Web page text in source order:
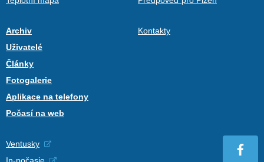
Archiv
Uživatelé
Články
Fotogalerie
Aplikace na telefony
Počasí na web
Kontakty
Ventusky